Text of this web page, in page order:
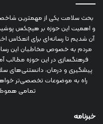
بحث سلامت یکی از مهمترین
و اهمیت این حوزه بر هیچکس
آن شدیم تا رسانه‌ای برای انعکاس
مردم به خصوص مخاطبان این رسانه
فرهنگسازی در این حوزه
پیشگیری و درمان، دانستنی‌های
راه به موضوعات تخصصی‌تر
تمامی
خبرنامه